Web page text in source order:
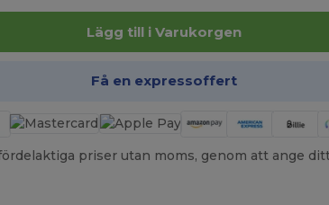
Lägg till i Varukorgen
Få en expressoffert
priser utan moms, genom att ange